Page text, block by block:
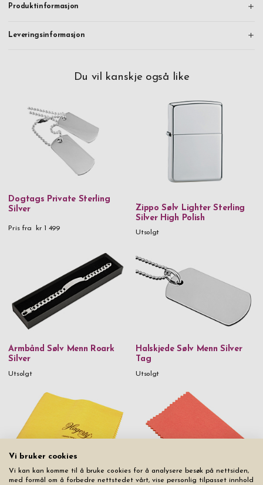
Produktinformasjon
Leveringsinformasjon
Du vil kanskje også like
Dogtags Private Sterling
Silver
Pris fra kr 1 499
Zippo Sølv Lighter Sterling
Silver High Polish
Utsolgt
Armbånd Sølv Menn Roark
Silver
Utsolgt
Halskjede Sølv Menn Silver
Tag
Utsolgt
Vi bruker cookies
Vi kan kan komme til å bruke cookies for å analysere besøk på nettsiden,
med formål om å forbedre nettstedet vårt, vise personlig tilpasset innhold